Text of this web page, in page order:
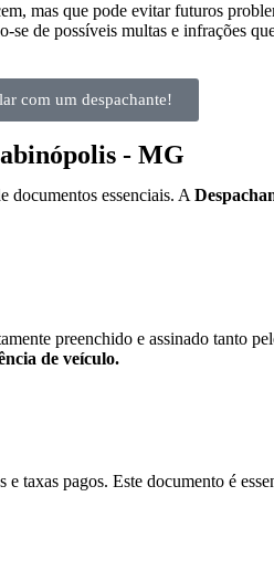
mas que pode evitar futuros
de possíveis multas e infrações
com um despachante!
- MG
documentos essenciais. A
preenchido e assinado tanto
de veículo.
pagos. Este documento é